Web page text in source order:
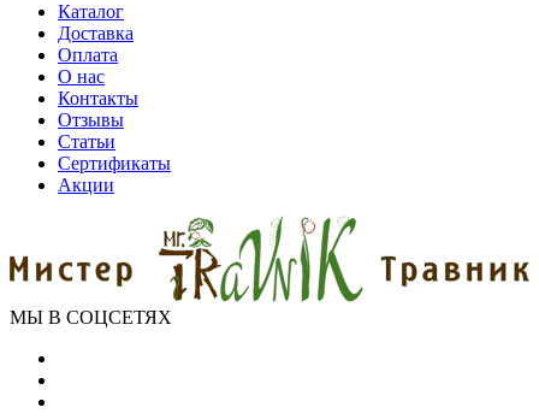
Каталог
Доставка
Оплата
О нас
Контакты
Отзывы
Статьи
Сертификаты
Акции
МЫ В СОЦСЕТЯХ